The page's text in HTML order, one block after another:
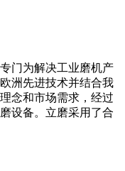
门为解决工业磨机产
洲先进技术并结合我
念和市场需求，经过
设备。立磨采用了合